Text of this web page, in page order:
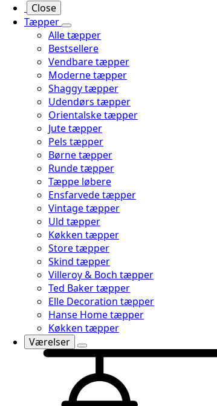
Close
Tæpper
Alle tæpper
Bestsellere
Vendbare tæpper
Moderne tæpper
Shaggy tæpper
Udendørs tæpper
Orientalske tæpper
Jute tæpper
Pels tæpper
Børne tæpper
Runde tæpper
Tæppe løbere
Ensfarvede tæpper
Vintage tæpper
Uld tæpper
Køkken tæpper
Store tæpper
Skind tæpper
Villeroy & Boch tæpper
Ted Baker tæpper
Elle Decoration tæpper
Hanse Home tæpper
Køkken tæpper
Værelser